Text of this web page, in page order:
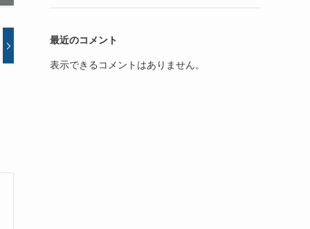
最近のコメント
表示できるコメントはありません。